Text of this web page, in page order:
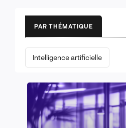
PAR THÉMATIQUE
Intelligence artificielle